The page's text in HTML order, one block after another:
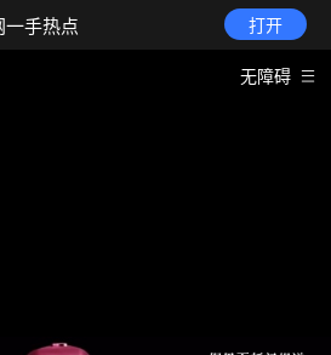
一手热点 打开
无障碍